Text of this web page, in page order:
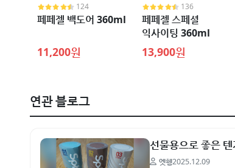
124
페페젤 백도어 360ml
11,200원
136
페페젤 스페셜
익사이팅 360ml
13,900원
연관 블로그
선물용으로 좋은
엣헹2025.12.09